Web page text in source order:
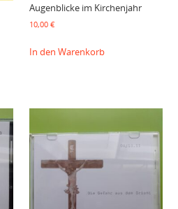
Augenblicke im Kirchenjahr
10,00€
In den Warenkorb